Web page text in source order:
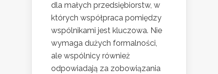
dla małych przedsiębiorstw, w
których współpraca pomiędzy
wspólnikami jest kluczowa. Nie
wymaga dużych formalności,
ale wspólnicy również
odpowiadają za zobowiązania